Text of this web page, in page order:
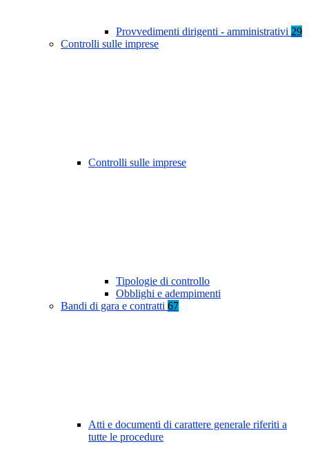
Provvedimenti dirigenti - amministrativi 29
Controlli sulle imprese
Controlli sulle imprese
Tipologie di controllo
Obblighi e adempimenti
Bandi di gara e contratti 67
Atti e documenti di carattere generale riferiti a
tutte le procedure